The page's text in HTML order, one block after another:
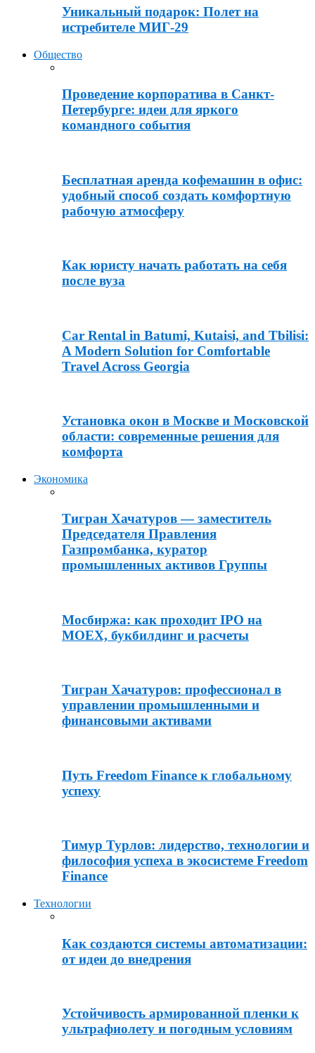
Уникальный подарок: Полет на
истребителе МИГ-29
Общество
Проведение корпоратива в Санкт-
Петербурге: идеи для яркого
командного события
Бесплатная аренда кофемашин в офис:
удобный способ создать комфортную
рабочую атмосферу
Как юристу начать работать на себя
после вуза
Car Rental in Batumi, Kutaisi, and Tbilisi:
A Modern Solution for Comfortable
Travel Across Georgia
Установка окон в Москве и Московской
области: современные решения для
комфорта
Экономика
Тигран Хачатуров — заместитель
Председателя Правления
Газпромбанка, куратор
промышленных активов Группы
Мосбиржа: как проходит IPO на
MOEX, букбилдинг и расчеты
Тигран Хачатуров: профессионал в
управлении промышленными и
финансовыми активами
Путь Freedom Finance к глобальному
успеху
Тимур Турлов: лидерство, технологии и
философия успеха в экосистеме Freedom
Finance
Технологии
Как создаются системы автоматизации:
от идеи до внедрения
Устойчивость армированной пленки к
ультрафиолету и погодным условиям